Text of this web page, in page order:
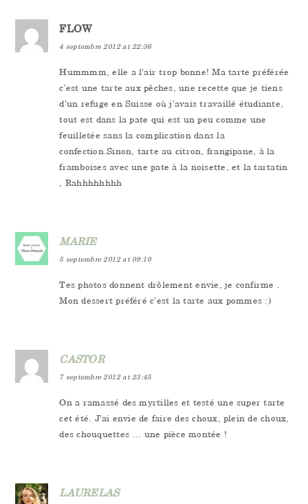
FLOW
4 septembre 2012 at 22:36
Hummmm, elle a l’air trop bonne! Ma tarte préférée
c’est une tarte aux pêches, une recette que je tiens
d’un refuge en Suisse où j’avais travaillé étudiante,
tout est dans la pate qui est un peu comme une
feuilletée sans la complication dans la
confection.Sinon, tarte au citron, frangipane, à la
framboises avec une pate à la noisette, et la tartatin
, Rahhhhhhhh
MARIE
5 septembre 2012 at 09:10
Tes photos donnent drôlement envie, je confirme .
Mon dessert préféré c’est la tarte aux pommes :)
CASTOR
7 septembre 2012 at 23:45
On a ramassé des myrtilles et testé une super tarte
cet été. J’ai envie de faire des choux, plein de choux,
des chouquettes … une pièce montée !
LAURELAS